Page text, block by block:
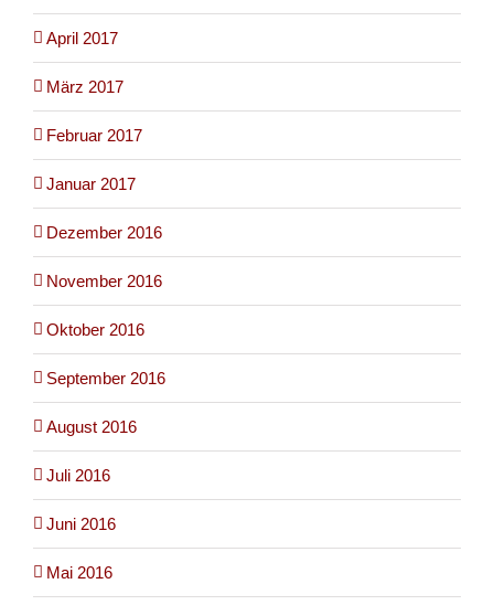
April 2017
März 2017
Februar 2017
Januar 2017
Dezember 2016
November 2016
Oktober 2016
September 2016
August 2016
Juli 2016
Juni 2016
Mai 2016